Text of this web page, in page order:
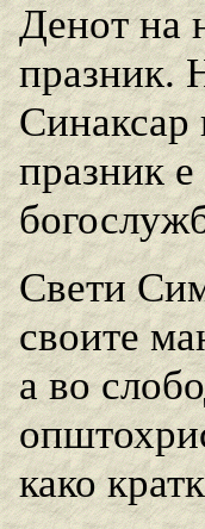
Денот на
празник.
Синаксар
празник
Свети
своите
а во
како